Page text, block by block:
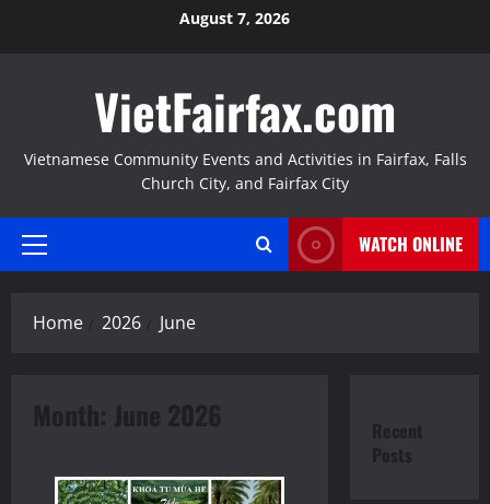
August 7, 2026
VietFairfax.com
Vietnamese Community Events and Activities in Fairfax, Falls
Church City, and Fairfax City
Primary
WATCH ONLINE
Home 2026 June
Month: June 2026
Recent
Posts